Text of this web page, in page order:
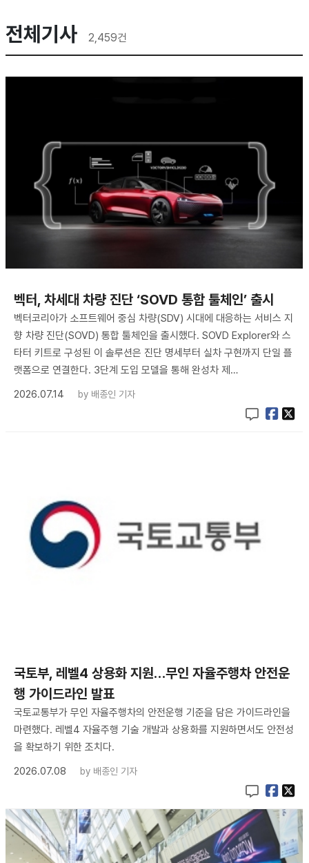
전체기사 2,459건
벡터, 차세대 차량 진단 ‘SOVD 통합 툴체인’ 출시
벡터코리아가 소프트웨어 중심 차량(SDV) 시대에 대응하는 서비스 지
향 차량 진단(SOVD) 통합 툴체인을 출시했다. SOVD Explorer와 스
타터 키트로 구성된 이 솔루션은 진단 명세부터 실차 구현까지 단일 플
랫폼으로 연결한다. 3단계 도입 모델을 통해 완성차 제…
2026.07.14
by 배종인 기자
국토부, 레벨4 상용화 지원…무인 자율주행차 안전운
행 가이드라인 발표
국토교통부가 무인 자율주행차의 안전운행 기준을 담은 가이드라인을
마련했다. 레벨4 자율주행 기술 개발과 상용화를 지원하면서도 안전성
을 확보하기 위한 조치다.
2026.07.08
by 배종인 기자